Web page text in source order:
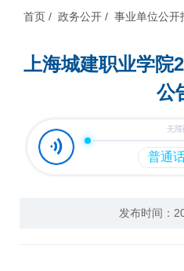
首页 / 政务公开 / 事业单位公开
上海城建职业学院
公
发布时间：